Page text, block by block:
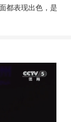
都表现出色，是